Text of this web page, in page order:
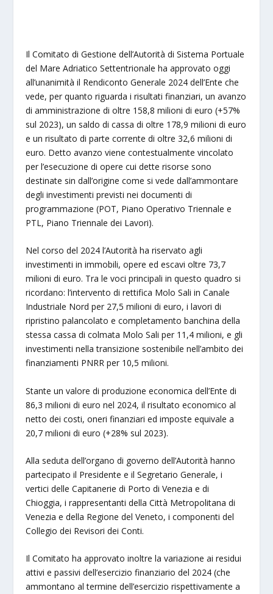
Il Comitato di Gestione dell’Autorità di Sistema Portuale
del Mare Adriatico Settentrionale ha approvato oggi
all’unanimità il Rendiconto Generale 2024 dell’Ente che
vede, per quanto riguarda i risultati finanziari, un avanzo
di amministrazione di oltre 158,8 milioni di euro (+57%
sul 2023), un saldo di cassa di oltre 178,9 milioni di euro
e un risultato di parte corrente di oltre 32,6 milioni di
euro. Detto avanzo viene contestualmente vincolato
per l’esecuzione di opere cui dette risorse sono
destinate sin dall’origine come si vede dall’ammontare
degli investimenti previsti nei documenti di
programmazione (POT, Piano Operativo Triennale e
PTL, Piano Triennale dei Lavori).
Nel corso del 2024 l’Autorità ha riservato agli
investimenti in immobili, opere ed escavi oltre 73,7
milioni di euro. Tra le voci principali in questo quadro si
ricordano: l’intervento di rettifica Molo Sali in Canale
Industriale Nord per 27,5 milioni di euro, i lavori di
ripristino palancolato e completamento banchina della
stessa cassa di colmata Molo Sali per 11,4 milioni, e gli
investimenti nella transizione sostenibile nell’ambito dei
finanziamenti PNRR per 10,5 milioni.
Stante un valore di produzione economica dell’Ente di
86,3 milioni di euro nel 2024, il risultato economico al
netto dei costi, oneri finanziari ed imposte equivale a
20,7 milioni di euro (+28% sul 2023).
Alla seduta dell’organo di governo dell’Autorità hanno
partecipato il Presidente e il Segretario Generale, i
vertici delle Capitanerie di Porto di Venezia e di
Chioggia, i rappresentanti della Città Metropolitana di
Venezia e della Regione del Veneto, i componenti del
Collegio dei Revisori dei Conti.
Il Comitato ha approvato inoltre la variazione ai residui
attivi e passivi dell’esercizio finanziario del 2024 (che
ammontano al termine dell’esercizio rispettivamente a